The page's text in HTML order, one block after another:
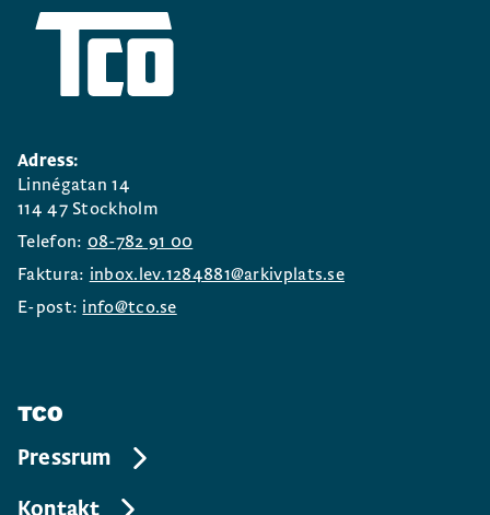
Adress:
Linnégatan 14
114 47 Stockholm
Telefon: 08-782 91 00
Faktura: inbox.lev.1284881@arkivplats.se
E-post: info@tco.se
TCO
Pressrum
Kontakt